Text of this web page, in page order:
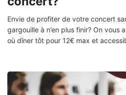
Envie de profiter de votre concert
gargouille à n’en plus finir? On vous
où dîner tôt pour 12€ max et